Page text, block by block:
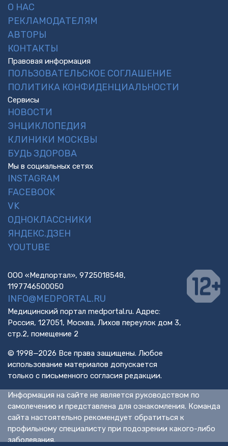
О НАС
РЕКЛАМОДАТЕЛЯМ
АВТОРЫ
КОНТАКТЫ
Правовая информация
ПОЛЬЗОВАТЕЛЬСКОЕ СОГЛАШЕНИЕ
ПОЛИТИКА КОНФИДЕНЦИАЛЬНОСТИ
Сервисы
НОВОСТИ
ЭНЦИКЛОПЕДИЯ
КЛИНИКИ МОСКВЫ
БУДЬ ЗДОРОВА
Мы в социальных сетях
INSTAGRAM
FACEBOOK
VK
ОДНОКЛАССНИКИ
ЯНДЕКС.ДЗЕН
YOUTUBE
ООО «Медпортал», 9725018548,
1197746500050
INFO@MEDPORTAL.RU
Медицинский портал medportal.ru. Адрес:
Россия, 127051, Москва, Лихов переулок дом 3,
стр.2, помещение 2
© 1998—2026 Все права защищены. Любое
использование материалов допускается
только с письменного согласия редакции.
Информация на сайте не является руководством по
самолечению и представлена для ознакомления. Команда
сайта настоятельно рекомендует обратиться к
профильному специалисту при подозрении какого-либо
заболевания.